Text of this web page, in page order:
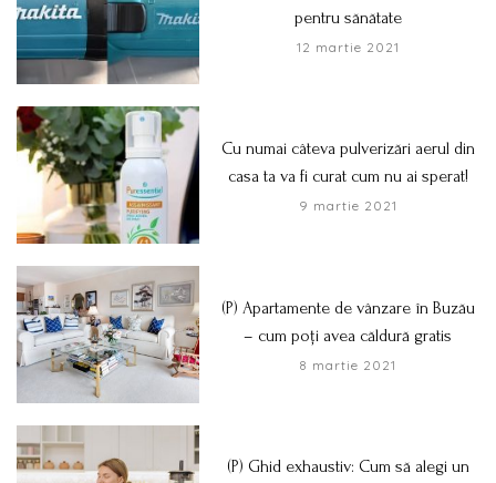
pentru sănătate
12 martie 2021
Cu numai câteva pulverizări aerul din
casa ta va fi curat cum nu ai sperat!
9 martie 2021
(P) Apartamente de vânzare în Buzău
– cum poți avea căldură gratis
8 martie 2021
(P) Ghid exhaustiv: Cum să alegi un